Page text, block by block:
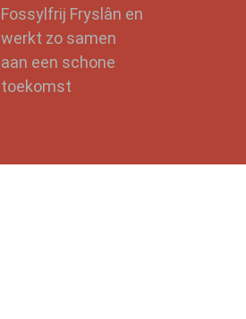
Fossylfrij Fryslân en
werkt zo samen
aan een schone
toekomst